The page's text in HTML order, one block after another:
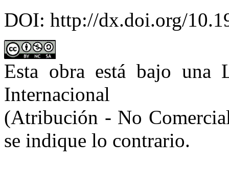
DOI: http://dx.doi.org/
Esta obra está bajo una
Internacional
(Atribución - No
se indique lo contrario.